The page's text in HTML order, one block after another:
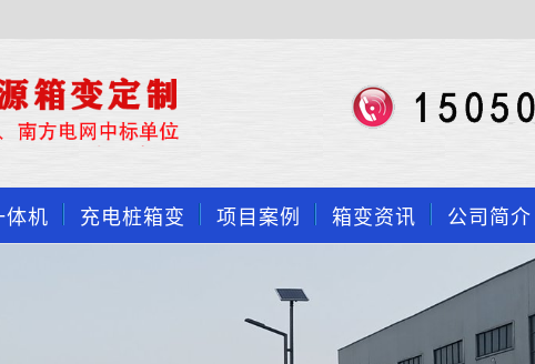
体机 充电桩箱变 项目案例 箱变资讯 公司简介